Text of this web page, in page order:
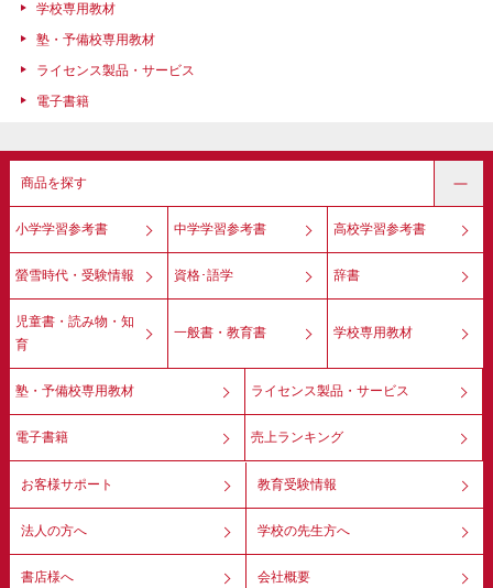
学校専用教材
塾・予備校専用教材
ライセンス製品・サービス
電子書籍
商品を探す
小学学習参考書 中学学習参考書 高校学習参考書
螢雪時代・受験情報 資格･語学 辞書
児童書・読み物・知
育
一般書・教育書 学校専用教材
塾・予備校専用教材 ライセンス製品・サービス
電子書籍 売上ランキング
お客様サポート 教育受験情報
法人の方へ 学校の先生方へ
書店様へ 会社概要